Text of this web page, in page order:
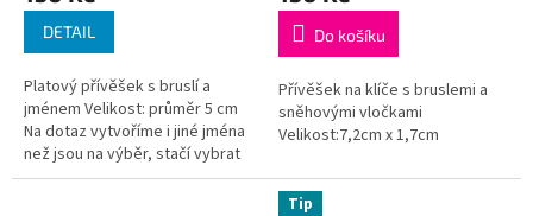
DETAIL
Platový přívěšek s bruslí a
jménem Velikost: průměr 5 cm
Na dotaz vytvoříme i jiné jména
než jsou na výběr, stačí vybrat
jiné a v posledním kroku před
Do košíku
Přívěšek na klíče s bruslemi a
sněhovými vločkami
Velikost:7,2cm x 1,7cm
Tip